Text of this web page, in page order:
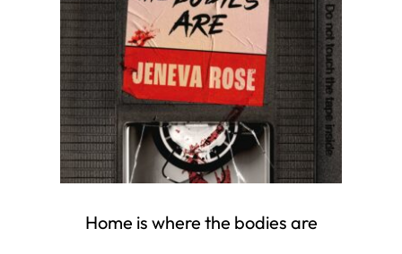
Home is where the bodies are